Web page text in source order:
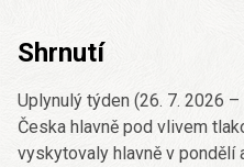
Shrnutí
Uplynulý týden (26. 7. 2026
Česka hlavně pod vlivem
vyskytovaly hlavně v pondělí